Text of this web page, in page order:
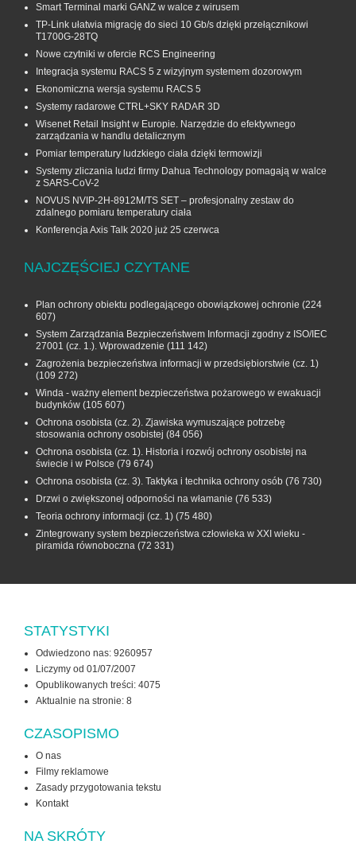
Smart Terminal marki GANZ w walce z wirusem
TP-Link ułatwia migrację do sieci 10 Gb/s dzięki przełącznikowi
T1700G‑28TQ
Nowe czytniki w ofercie RCS Engineering
Integracja systemu RACS 5 z wizyjnym systemem dozorowym
Ekonomiczna wersja systemu RACS 5
Systemy radarowe CTRL+SKY RADAR 3D
Wisenet Retail Insight w Europie. Narzędzie do efektywnego
zarządzania w handlu detalicznym
Pomiar temperatury ludzkiego ciała dzięki termowizji
Systemy zliczania ludzi firmy Dahua Technology pomagają w walce
z SARS-CoV-2
NOVUS NVIP-2H-8912M/TS SET – profesjonalny zestaw do
zdalnego pomiaru temperatury ciała
Konferencja Axis Talk 2020 już 25 czerwca
NAJCZĘŚCIEJ CZYTANE
Plan ochrony obiektu podlegającego obowiązkowej ochronie (224
607)
System Zarządzania Bezpieczeństwem Informacji zgodny z ISO/IEC
27001 (cz. 1.). Wprowadzenie (111 142)
Zagrożenia bezpieczeństwa informacji w przedsiębiorstwie (cz. 1)
(109 272)
Winda - ważny element bezpieczeństwa pożarowego w ewakuacji
budynków (105 607)
Ochrona osobista (cz. 2). Zjawiska wymuszające potrzebę
stosowania ochrony osobistej (84 056)
Ochrona osobista (cz. 1). Historia i rozwój ochrony osobistej na
świecie i w Polsce (79 674)
Ochrona osobista (cz. 3). Taktyka i technika ochrony osób (76 730)
Drzwi o zwiększonej odporności na włamanie (76 533)
Teoria ochrony informacji (cz. 1) (75 480)
Zintegrowany system bezpieczeństwa człowieka w XXI wieku -
piramida równoboczna (72 331)
STATYSTYKI
Odwiedzono nas: 9260957
Liczymy od 01/07/2007
Opublikowanych treści: 4075
Aktualnie na stronie: 8
CZASOPISMO
O nas
Filmy reklamowe
Zasady przygotowania tekstu
Kontakt
NA SKRÓTY